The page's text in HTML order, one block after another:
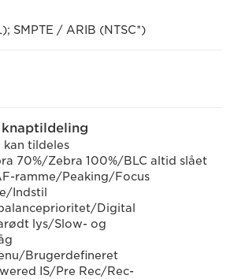
SMPTE / ARIB (NTSC*)
kan tildeles
70%/Zebra 100%/BLC altid slået
ramme/Peaking/Focus
Indstil
Digital
lys/Slow- og
Brugerdefineret
IS/Pre Rec/Rec-